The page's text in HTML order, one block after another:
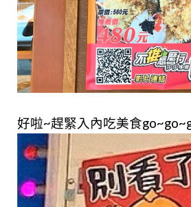
好啦~趕緊入內吃美食